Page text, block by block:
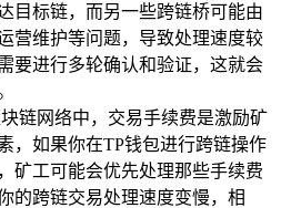
目标链，而另一些跨链桥可能由
营维护等问题，导致处理速度较
要进行多轮确认和验证，这就会
链网络中，交易手续费是激励矿
，如果你在TP钱包进行跨链操作
矿工可能会优先处理那些手续费
的跨链交易处理速度变慢，相